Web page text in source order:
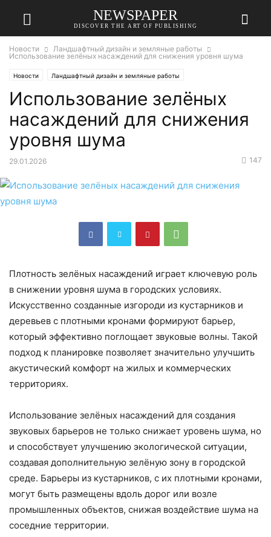
NEWSPAPER
DISCOVER THE ART OF PUBLISHING
Новости
Ландшафтный дизайн и земляные работы
Использование зелёных насаждений для снижения уровня шума
Новости Ландшафтный дизайн и земляные работы
Использование зелёных
насаждений для снижения
уровня шума
29.01.2026 147
Плотность зелёных насаждений играет ключевую роль
в снижении уровня шума в городских условиях.
Искусственно созданные изгороди из кустарников и
деревьев с плотными кронами формируют барьер,
который эффективно поглощает звуковые волны. Такой
подход к планировке позволяет значительно улучшить
акустический комфорт на жилых и коммерческих
территориях.
Использование зелёных насаждений для создания
звуковых барьеров не только снижает уровень шума, но
и способствует улучшению экологической ситуации,
создавая дополнительную зелёную зону в городской
среде. Барьеры из кустарников, с их плотными кронами,
могут быть размещены вдоль дорог или возле
промышленных объектов, снижая воздействие шума на
соседние территории.